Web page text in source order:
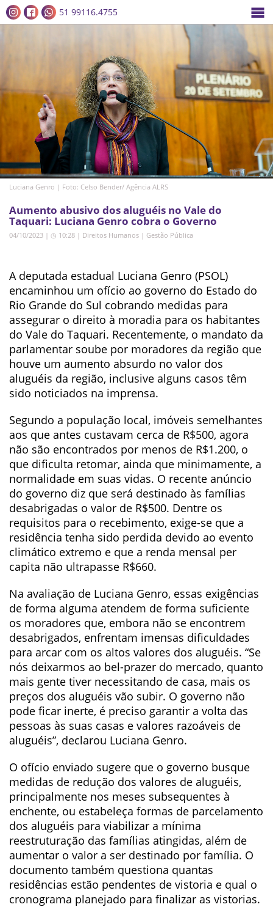
51 99116.4755
Luciana Genro | Foto: Celso Bender/ Agência ALRS
Aumento abusivo dos aluguéis no Vale do
Taquari: Luciana Genro cobra o Governo
04/10/2023 | ◷ 10:28 | Direitos Humanos | Gestão Pública
A deputada estadual Luciana Genro (PSOL)
encaminhou um ofício ao governo do Estado do
Rio Grande do Sul cobrando medidas para
assegurar o direito à moradia para os habitantes
do Vale do Taquari. Recentemente, o mandato da
parlamentar soube por moradores da região que
houve um aumento absurdo no valor dos
aluguéis da região, inclusive alguns casos têm
sido noticiados na imprensa.
Segundo a população local, imóveis semelhantes
aos que antes custavam cerca de R$500, agora
não são encontrados por menos de R$1.200, o
que dificulta retomar, ainda que minimamente, a
normalidade em suas vidas. O recente anúncio
do governo diz que será destinado às famílias
desabrigadas o valor de R$500. Dentre os
requisitos para o recebimento, exige-se que a
residência tenha sido perdida devido ao evento
climático extremo e que a renda mensal per
capita não ultrapasse R$660.
Na avaliação de Luciana Genro, essas exigências
de forma alguma atendem de forma suficiente
os moradores que, embora não se encontrem
desabrigados, enfrentam imensas dificuldades
para arcar com os altos valores dos aluguéis. “Se
nós deixarmos ao bel-prazer do mercado, quanto
mais gente tiver necessitando de casa, mais os
preços dos aluguéis vão subir. O governo não
pode ficar inerte, é preciso garantir a volta das
pessoas às suas casas e valores razoáveis de
aluguéis”, declarou Luciana Genro.
O ofício enviado sugere que o governo busque
medidas de redução dos valores de aluguéis,
principalmente nos meses subsequentes à
enchente, ou estabeleça formas de parcelamento
dos aluguéis para viabilizar a mínima
reestruturação das famílias atingidas, além de
aumentar o valor a ser destinado por família. O
documento também questiona quantas
residências estão pendentes de vistoria e qual o
cronograma planejado para finalizar as vistorias.